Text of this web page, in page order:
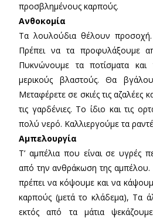
προσβλημένους καρπούς.
Ανθοκομία
Τα λουλούδια θέλουν προσοχή.
Πρέπει να τα προφυλάξουμε
Πυκνώνουμε τα ποτίσματα
μερικούς βλαστούς. Θα
Μεταφέρετε σε σκιές τις αζαλέες
τις γαρδένιες. Το ίδιο και τις
πολύ νερό. Καλλιεργούμε τα
Αμπελουργία
Τ’ αμπέλια που είναι σε υγρές
από την ανθράκωση της αμπέλου.
πρέπει να κόψουμε και να
καρπούς (μετά το κλάδεμα), Τα
εκτός από τα μάτια